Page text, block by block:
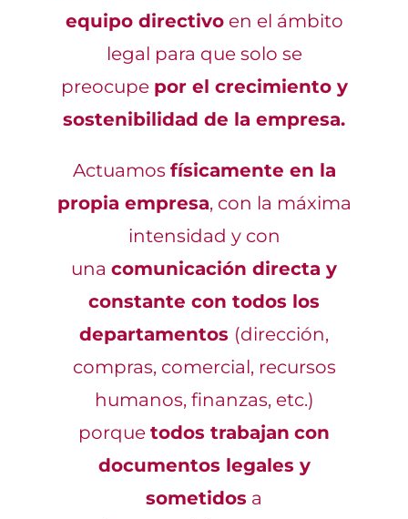
equipo directivoen el ámbito
legal para que solo se
preocupe por el crecimiento y
sostenibilidad de la empresa.
Actuamos físicamente en la
propia empresa, con la máxima
intensidad y con
una comunicación directa y
constante con todos los
departamentos (dirección,
compras, comercial, recursos
humanos, finanzas, etc.)
porque todos trabajan con
documentos legales y
sometidos a